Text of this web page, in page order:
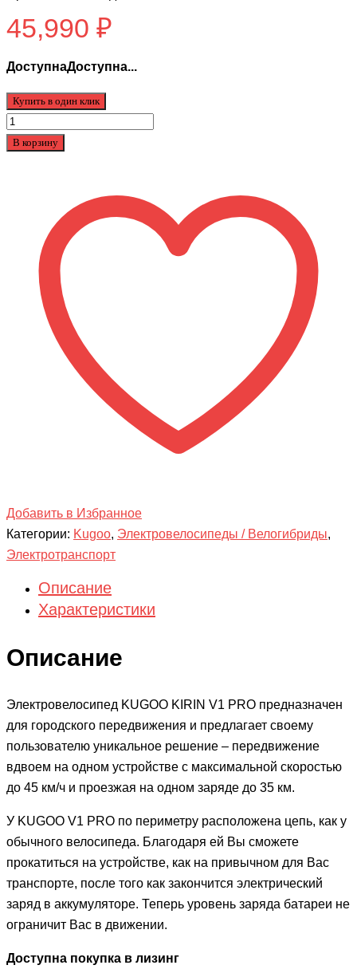
45,990 ₽
ДоступнаДоступна...
Купить в один клик
Количество
товара
В корзину
Добавить в Избранное
Категории: Kugoo, Электровелосипеды / Велогибриды,
Электротранспорт
Описание
Характеристики
Описание
Электровелосипед KUGOO KIRIN V1 PRO предназначен
для городского передвижения и предлагает своему
пользователю уникальное решение – передвижение
вдвоем на одном устройстве с максимальной скоростью
до 45 км/ч и проезжая на одном заряде до 35 км.
У KUGOO V1 PRO по периметру расположена цепь, как у
обычного велосипеда. Благодаря ей Вы сможете
прокатиться на устройстве, как на привычном для Вас
транспорте, после того как закончится электрический
заряд в аккумуляторе. Теперь уровень заряда батареи не
ограничит Вас в движении.
Доступна покупка в лизинг